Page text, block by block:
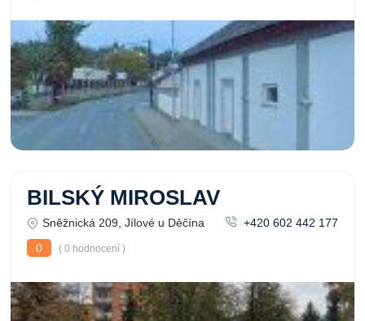
BILSKÝ MIROSLAV
Sněžnická 209, Jílové u Děčína
+420 602 442 177
0
( 0 hodnocení )